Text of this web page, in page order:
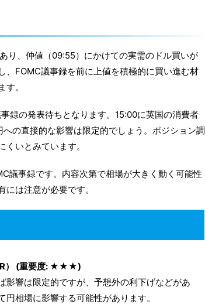
り、仲値（09:55）にかけての実需のドル買いが
、FOMC議事録を前に上値を積極的に買い進む材
。
録の発表待ちとなります。15:00に英国の消費者
の直接的な影響は限定的でしょう。ポジション調
いとみています。
議事録です。内容次第で相場が大きく動く可能性
は注意が必要です。
） (重要度: ★★★)
影響は限定的ですが、予想外の利下げなどがあ
相場に影響する可能性があります。